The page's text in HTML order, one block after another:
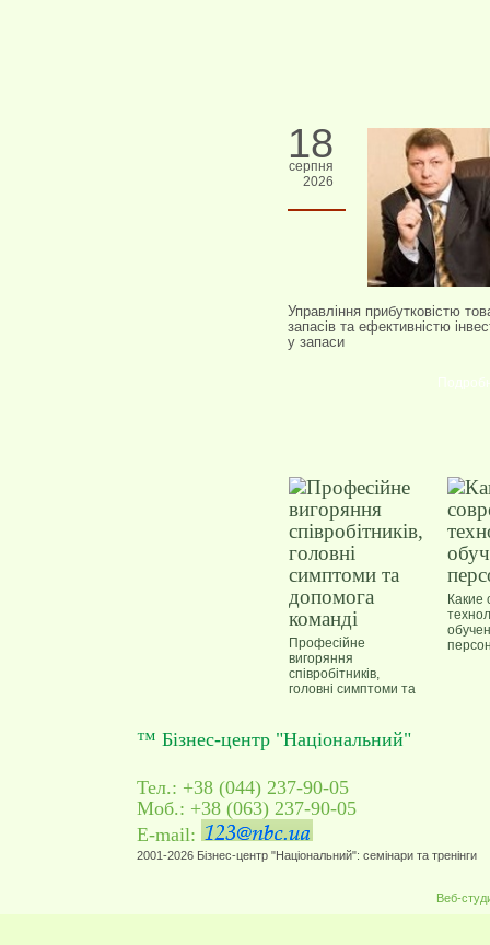
18
серпня
2026
Управління прибутковістю
запасів та ефективністю
у запаси
Професійне
вигоряння
співробітників,
головні симптоми та
Какие
™ Бізнес-центр "Національний"
Тел.: +38 (044) 237-90-05
Моб.: +38 (063) 237-90-05
E-mail:
2001-2026 Бізнес-центр "Національний": семінари та тренінги
Веб-